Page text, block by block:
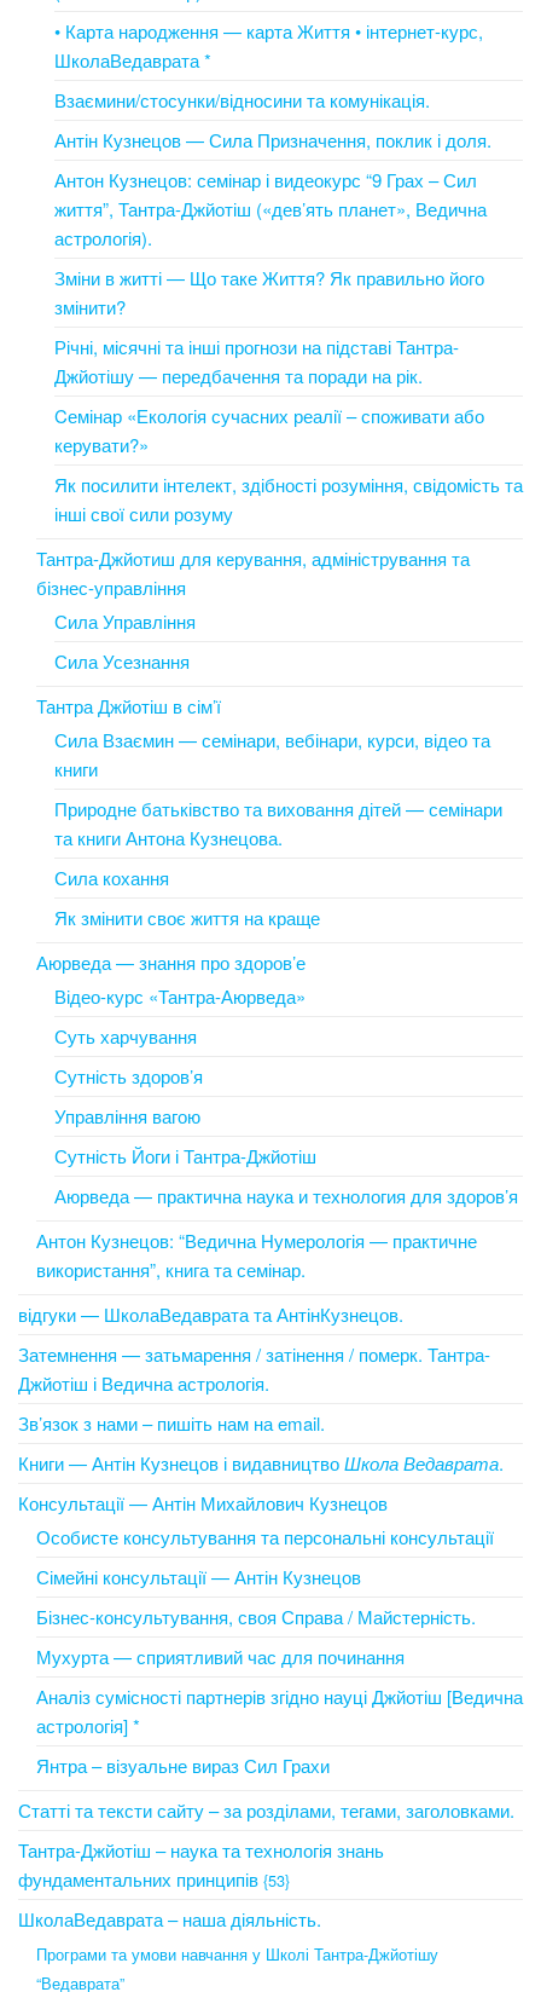
• Карта народження — карта Життя • інтернет-курс,
ШколаВедаврата *
Взаємини/стосунки/відносини та комунікація.
Антін Кузнецов — Сила Призначення, поклик і доля.
Антон Кузнецов: семінар і видеокурс “9 Грах – Сил
життя”, Тантра-Джйотіш («дев’ять планет», Ведична
астрологія).
Зміни в житті — Що таке Життя? Як правильно його
змінити?
Річні, місячні та інші прогнози на підставі Тантра-
Джйотішу — передбачення та поради на рік.
Cемінар «Екологія сучасних реалії – споживати або
керувати?»
Як посилити інтелект, здібності розуміння, свідомість та
інші свої сили розуму
Тантра-Джйотиш для керування, адміністрування та
бізнес-управління
Сила Управління
Сила Усезнання
Тантра Джйотіш в сім’ї
Сила Взаємин — семінари, вебінари, курси, відео та
книги
Природне батьківство та виховання дітей — семінари
та книги Антона Кузнецова.
Сила кохання
Як змінити своє життя на краще
Аюрведа — знання про здоров’е
Відео-курс «Тантра-Аюрведа»
Суть харчування
Сутність здоров’я
Управління вагою
Сутність Йоги і Тантра-Джйотіш
Аюрведа — практична наука и технология для здоров’я
Антон Кузнецов: “Ведична Нумерологія — практичне
використання”, книга та семінар.
відгуки — ШколаВедаврата та АнтінКузнецов.
Затемнення — затьмарення / затінення / померк. Тантра-
Джйотіш і Ведична астрологія.
Зв’язок з нами – пишіть нам на email.
Книги — Антін Кузнецов і видавництвоШкола Ведаврата.
Консультації — Антін Михайлович Кузнецов
Особисте консультування та персональні консультації
Сімейні консультації — Антін Кузнецов
Бізнес-консультування, своя Справа / Майстерність.
Мухурта — сприятливий час для починання
Аналіз сумісності партнерів згідно науці Джйотіш [Ведична
астрологія] *
Янтра – візуальне вираз Сил Грахи
Статті та тексти сайту – за розділами, тегами, заголовками.
Тантра-Джйотіш – наука та технологія знань
фундаментальних принципів {53}
ШколаВедаврата – наша діяльність.
Програми та умови навчання у Школі Тантра-Джйотішу
“Ведаврата”